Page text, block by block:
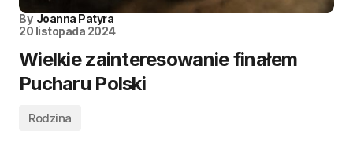
By Joanna Patyra
20 listopada 2024
Wielkie zainteresowanie finałem
Pucharu Polski
Rodzina